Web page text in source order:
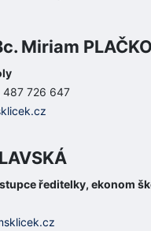
Miriam
487 726 647
ředitelky, ekonom